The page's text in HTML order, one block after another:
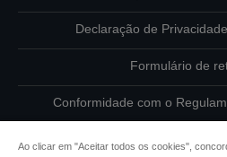
Declaração de
Formulário de
Conformidade com o
Ao clicar em "Aceitar todos os cookies",